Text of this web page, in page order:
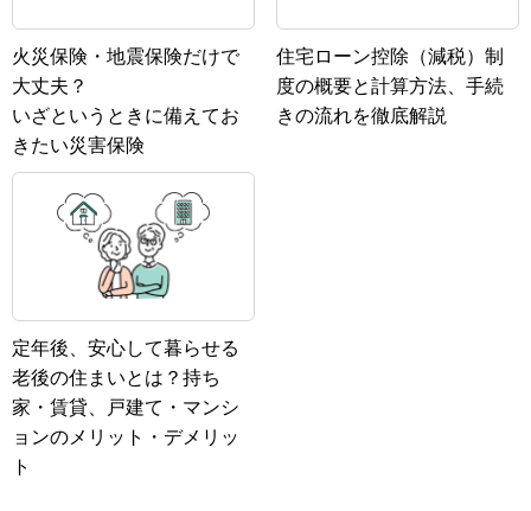
火災保険・地震保険だけで
大丈夫？
いざというときに備えてお
きたい災害保険
住宅ローン控除（減税）制
度の概要と計算方法、手続
きの流れを徹底解説
定年後、安心して暮らせる
老後の住まいとは？持ち
家・賃貸、戸建て・マンシ
ョンのメリット・デメリッ
ト